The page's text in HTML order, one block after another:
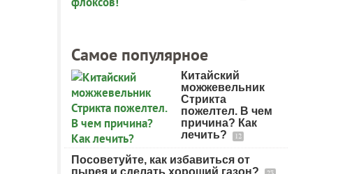
Самое популярное
Китайский
можжевельник
Стрикта
пожелтел. В чем
причина? Как
лечить?
12
Посоветуйте, как избавиться от
пырея и сделать хороший газон?